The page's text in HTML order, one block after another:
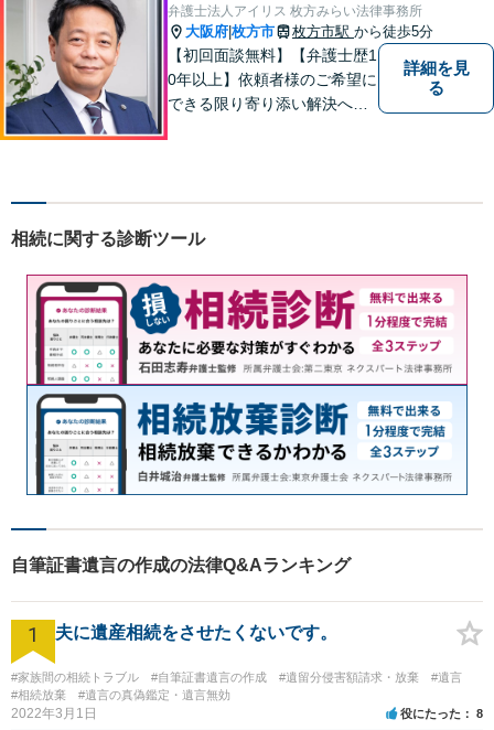
の賠償を獲得】
弁護士法人アイリス 枚方みらい法律事務所
大阪府 枚方市 枚方市駅 から徒歩5分
【初回面談無料】【弁護士歴1
0年以上】依頼者様のご希望に
できる限り寄り添い解決へと
夫婦カウンセラーの資格保有
書籍執筆の経験あり【枚方市
駅5分】
詳細を見
る
相続に関する診断ツール
自筆証書遺言の作成の法律Q&Aランキング
1 夫に遺産相続をさせたくないです。
#家族間の相続トラブル #自筆証書遺言の作成 #遺留分侵害額請求・放棄
#遺言
#相続放棄
#遺言の真偽鑑定・遺言無効
2022年3月1日 役にたった 8